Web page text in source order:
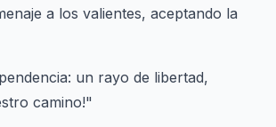
a los valientes, aceptando la
un rayo de libertad,
camino!"